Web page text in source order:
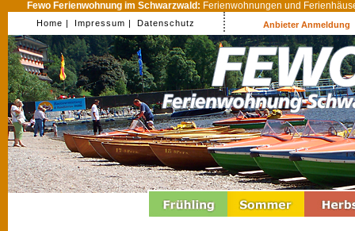
Fewo Ferienwohnung im Schwarzwald: Ferienwohnungen und
Home | Impressum | Datenschutz Anbieter Anmeldung